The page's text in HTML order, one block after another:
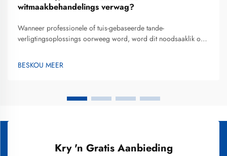
witmaakbehandelings verwag?
Wanneer professionele of tuis-gebaseerde tande-
verligtingsoplossings oorweeg word, word dit noodsaaklik om
definieer, sodat ingeligte besluite geneem kan word. Die beste
tande-witmaakbehandelings kombineer wetenskaplik geldige...
BESKOU MEER
Kry 'n Gratis Aanbieding